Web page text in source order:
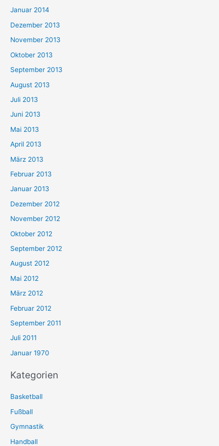
Januar 2014
Dezember 2013
November 2013
Oktober 2013
September 2013
August 2013
Juli 2013
Juni 2013
Mai 2013
April 2013
März 2013
Februar 2013
Januar 2013
Dezember 2012
November 2012
Oktober 2012
September 2012
August 2012
Mai 2012
März 2012
Februar 2012
September 2011
Juli 2011
Januar 1970
Kategorien
Basketball
Fußball
Gymnastik
Handball